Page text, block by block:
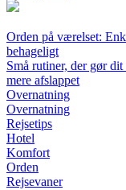
Orden på værelset:
behageligt
Små rutiner, der gør
mere afslappet
Overnatning
Overnatning
Rejsetips
Hotel
Komfort
Orden
Rejsevaner